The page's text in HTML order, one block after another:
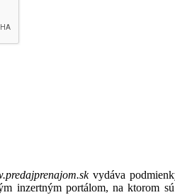
vydáva
inzertným portálom, na ktorom